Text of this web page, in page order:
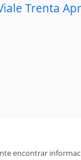
encontrar